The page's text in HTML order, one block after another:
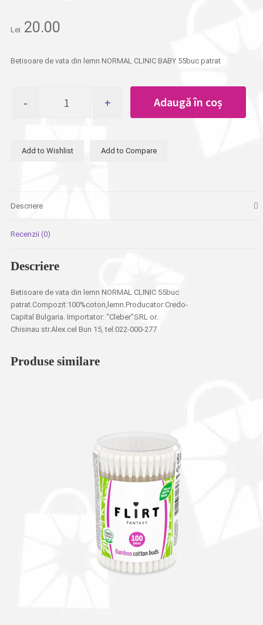
Lei 20.00
Betisoare de vata din lemn NORMAL CLINIC BABY 55buc patrat
Betisoare
lemn
55buc
Adaugă în coș
Add to Wishlist Add to Compare
Descriere
Recenzii (0)
Descriere
Betisoare de vata din lemn NORMAL CLINIC 55buc
patrat.Compozit:100%coton,lemn.Producator:Credo-
Capital Bulgaria. Importator: “Cleber”SRL or.
Chisinau str.Alex.cel Bun 15, tel:022-000-277
Produse similare